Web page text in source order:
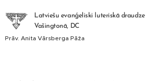
Latviešu evanģeliski luteriskā draudze
Vašingtonā, DC
Prāv. Anita Vārsberga Pāža